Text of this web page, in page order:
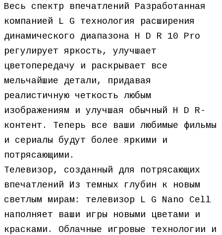
Весь спектр впечатлений Разработанная
компанией L G технология расширения
динамического диапазона H D R 10 Pro
регулирует яркость, улучшает
цветопередачу и раскрывает все
мельчайшие детали, придавая
реалистичную четкость любым
изображениям и улучшая обычный H D R-
контент. Теперь все ваши любимые фильмы
и сериалы будут более яркими и
потрясающими.
Телевизор, созданный для потрясающих
впечатлений Из темных глубин к новым
светлым мирам: телевизор L G Nano Cell
наполняет ваши игры новыми цветами и
красками. Облачные игровые технологии и